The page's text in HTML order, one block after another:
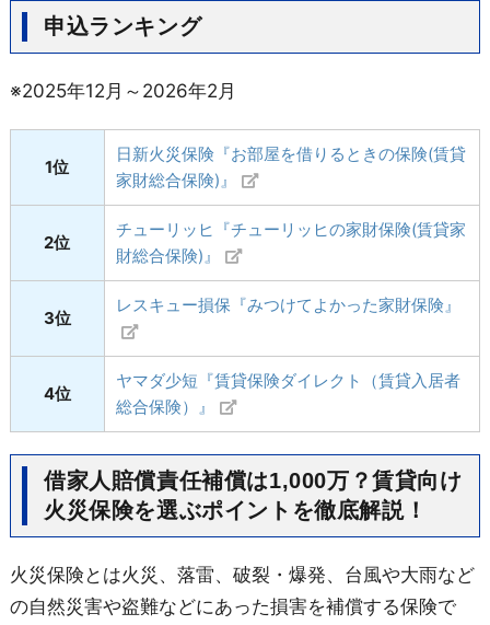
申込ランキング
※2025年12月～2026年2月
1位
日新火災保険『お部屋を借りるときの保険(賃貸
家財総合保険)』
2位
チューリッヒ『チューリッヒの家財保険(賃貸家
財総合保険)』
3位
レスキュー損保『みつけてよかった家財保険』
4位
ヤマダ少短『賃貸保険ダイレクト（賃貸入居者
総合保険）』
借家人賠償責任補償は1,000万？賃貸向け
火災保険を選ぶポイントを徹底解説！
火災保険とは火災、落雷、破裂・爆発、台風や大雨など
の自然災害や盗難などにあった損害を補償する保険で